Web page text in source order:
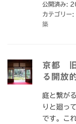
公開済み:
カテゴリー:
築
京都 旧
る開放
庭と繋が
りと廻っ
です。こ